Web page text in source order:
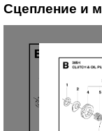
Сцепление и